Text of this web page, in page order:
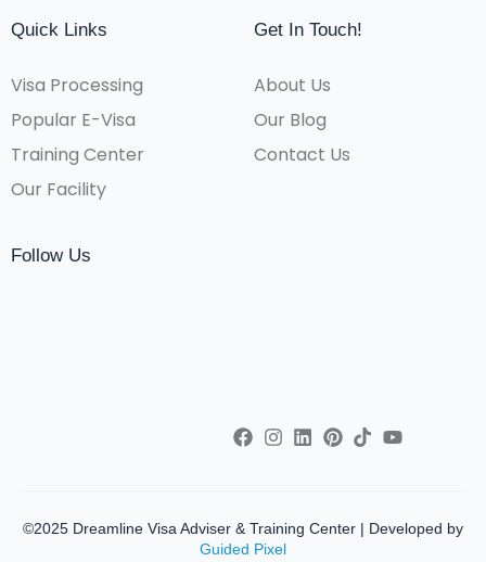
Quick Links
Visa Processing
Popular E-Visa
Training Center
Our Facility
Get In Touch!
About Us
Our Blog
Contact Us
Follow Us
©2025 Dreamline Visa Adviser & Training Center | Developed by
Guided Pixel